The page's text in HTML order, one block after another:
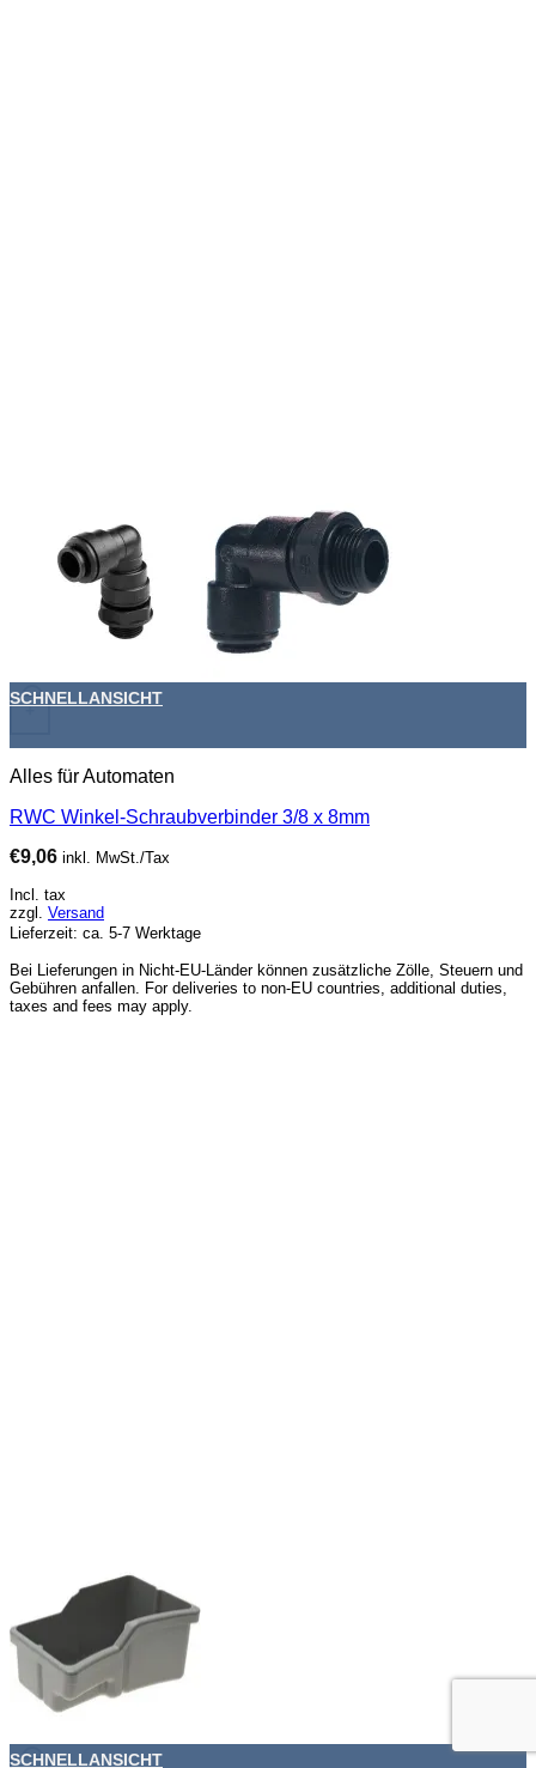
+
SCHNELLANSICHT
Alles für Automaten
RWC Winkel-Schraubverbinder 3/8 x 8mm
€9,06 inkl. MwSt./Tax
Incl. tax
zzgl. Versand
Lieferzeit: ca. 5-7 Werktage
Bei Lieferungen in Nicht-EU-Länder können zusätzliche Zölle, Steuern und
Gebühren anfallen. For deliveries to non-EU countries, additional duties,
taxes and fees may apply.
SCHNELLANSICHT